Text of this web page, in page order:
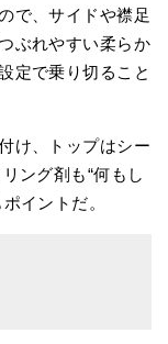
で、サイドや襟足
ぶれやすい柔らか
定で乗り切ること
け、トップはシー
ング剤も“何もし
イントだ。